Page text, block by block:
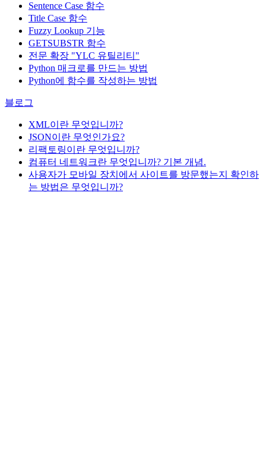
Sentence Case 함수
Title Case 함수
Fuzzy Lookup 기능
GETSUBSTR 함수
전문 확장 "YLC 유틸리티"
Python 매크로를 만드는 방법
Python에 함수를 작성하는 방법
블로그
XML이란 무엇입니까?
JSON이란 무엇인가요?
리팩토링이란 무엇입니까?
컴퓨터 네트워크란 무엇입니까? 기본 개념.
사용자가 모바일 장치에서 사이트를 방문했는지 확인하
는 방법은 무엇입니까?